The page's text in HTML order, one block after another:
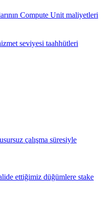
Compute Unit maliyetleri
seviyesi taahhütleri
çalışma süresiyle
ettiğimiz düğümlere stake